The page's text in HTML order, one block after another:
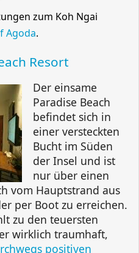
zum Koh Ngai
Agoda.
Resort
Der einsame
Paradise Beach
befindet sich in
einer versteckten
Bucht im Süden
der Insel und ist
nur über einen
vom Hauptstrand aus
per Boot zu erreichen.
zu den teuersten
wirklich traumhaft,
positiven